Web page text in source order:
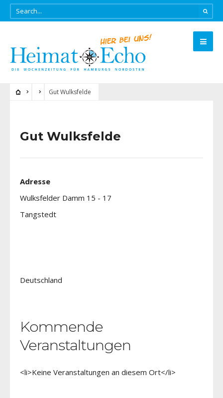
Gut Wulksfelde
Gut Wulksfelde
Adresse
Wulksfelder Damm 15 - 17
Tangstedt
Deutschland
Kommende
Veranstaltungen
<li>Keine Veranstaltungen an diesem Ort</li>